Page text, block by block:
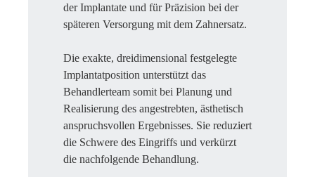
der Implantate und für Präzision bei der
späteren Versorgung mit dem Zahnersatz.
Die exakte, dreidimensional festgelegte
Implantatposition unterstützt das
Behandlerteam somit bei Planung und
Realisierung des angestrebten, ästhetisch
anspruchsvollen Ergebnisses. Sie reduziert
die Schwere des Eingriffs und verkürzt
die nachfolgende Behandlung.